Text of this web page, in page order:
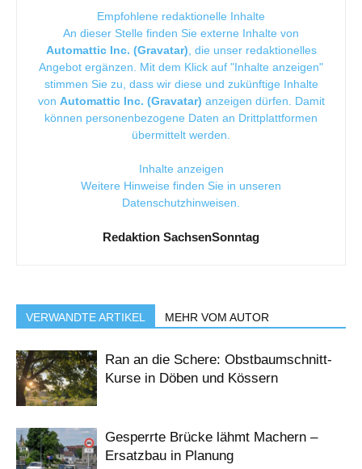
Empfohlene redaktionelle Inhalte
An dieser Stelle finden Sie externe Inhalte von
Automattic Inc. (Gravatar) , die unser redaktionelles
Angebot ergänzen. Mit dem Klick auf "Inhalte anzeigen"
stimmen Sie zu, dass wir diese und zukünftige Inhalte
von Automattic Inc. (Gravatar) anzeigen dürfen. Damit
können personenbezogene Daten an Drittplattformen
übermittelt werden.
Inhalte anzeigen
Weitere Hinweise finden Sie in unseren
Datenschutzhinweisen
Redaktion SachsenSonntag
VERWANDTE ARTIKEL MEHR VOM AUTOR
Ran an die Schere: Obstbaumschnitt-
Kurse in Döben und Kössern
Gesperrte Brücke lähmt Machern –
Ersatzbau in Planung